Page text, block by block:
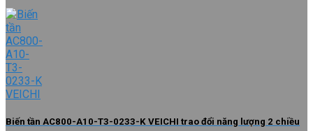
Biến tần AC800-A10-T3-0233-K VEICHI trao đổi năng lượng 2 chiều